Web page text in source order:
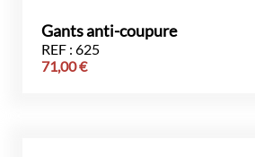
Gants anti-coupure
REF : 625
71,00€